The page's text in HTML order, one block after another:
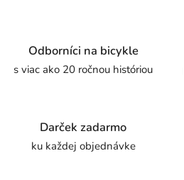
Odborníci na bicykle
s viac ako 20 ročnou históriou
Darček zadarmo
ku každej objednávke